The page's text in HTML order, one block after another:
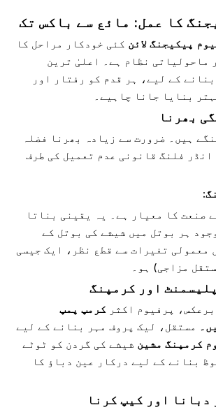
کا عمل: مائع سے باکس تک
پیکیجنگ لائن کئی خودکار مراحل کا
ماحولیاتی نظام ہے۔ اعلیٰ ترین
کے لیے، ہر قدم کو رفتار اور
بنایا جانا چاہیے۔
ہیں۔ ضرورت سے زیادہ بھرنا فضلہ
انڈر فلنگ قانونی عدم تعمیل کی طرف
صنعت کا معیار ہے۔ یہ یقینی بناتا
ہر بوتل میں شیشے کی بوتل کے
معمولی تغیرات سے قطع نظر، ایک جیسی
مزاجی) ہو۔
پرفیوم اکثر کرمپ پمپ
مستقل، لیک پروف مہر بنانے کے لیے
کرمپنگ مشین شیشے کی گردن کو ٹوٹے
بنانے کے لیے درکار عین دباؤ کا